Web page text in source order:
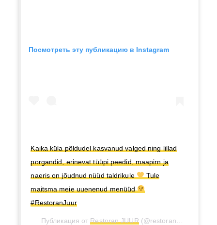
Посмотреть эту публикацию в Instagram
Kaika küla põldudel kasvanud valged ning lillad
porgandid, erinevat tüüpi peedid, maapirn ja
naeris on jõudnud nüüd taldrikule
Tule
maitsma meie uuenenud menüüd
#RestoranJuur
Публикация отRestoran JUUR(@restoranjuur)